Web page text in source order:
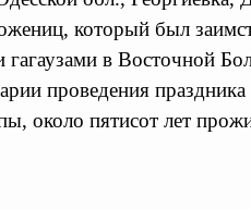
который был
в Восточной
проведения праздника
около пятисот лет